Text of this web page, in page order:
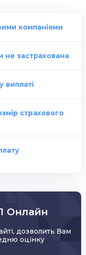
компаніями
не застрахована
виплаті
страхового
Онлайн
дозволить Вам
оцінку